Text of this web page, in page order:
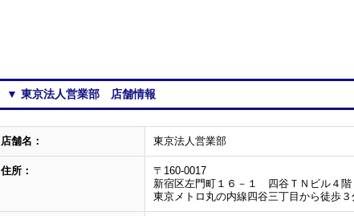
▼ 東京法人営業部 店舗情報
店舗名： 東京法人営業部
住所：
〒160-0017
新宿区左門町１６－１ 四谷ＴＮビル４階
東京メトロ丸の内線四谷三丁目から徒歩